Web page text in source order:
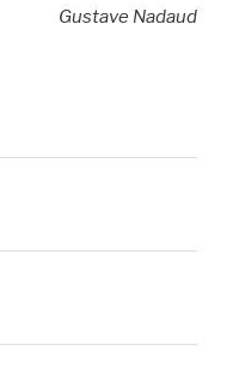
Gustave Nadaud